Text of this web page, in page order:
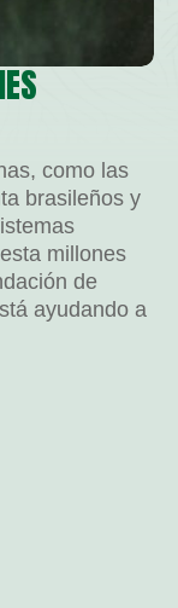
como las
brasileños y
millones
de
ayudando a